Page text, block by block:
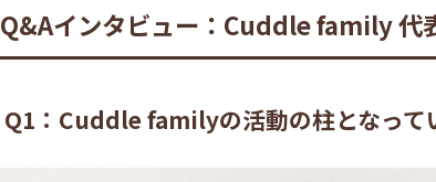
Q&Aインタビュー：Cuddle family 代
Q1：Cuddle familyの活動の柱となって